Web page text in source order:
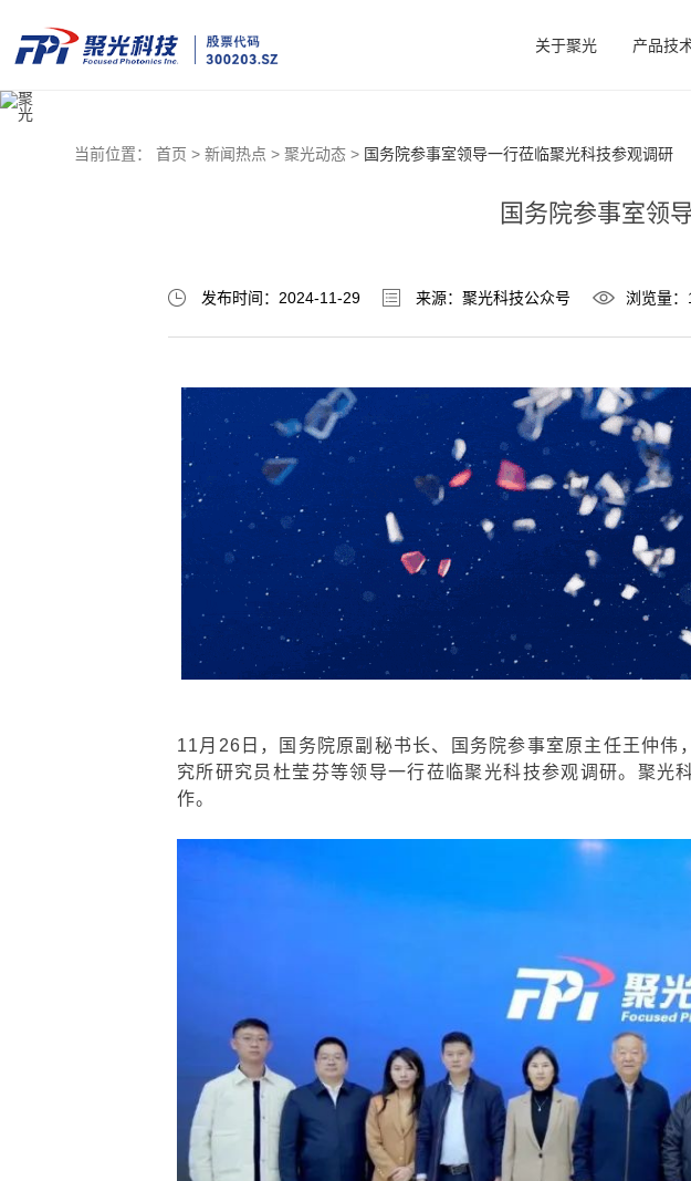
关于聚光 产品技
当前位置： 首页 > 新闻热点 > 聚光动态 > 国务院参事室领导一行莅临聚光科技参观调研
国务院参事室领
发布时间：2024-11-29 来源：聚光科技公众号 浏览量
11月26日，国务院原副秘书长、国务院参事室原主任王仲
究所研究员杜莹芬等领导一行莅临聚光科技参观调研。聚光
作。